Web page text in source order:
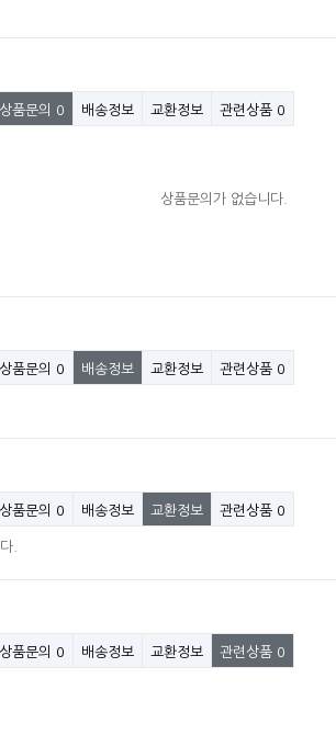
상품문의 0 배송정보 교환정보 관련상품 0
상품문의가 없습니다.
상품문의 0 배송정보 교환정보 관련상품 0
상품문의 0 배송정보 교환정보 관련상품 0
.
상품문의 0 배송정보 교환정보 관련상품 0